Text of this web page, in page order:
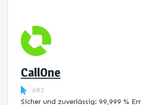
CallOne
683
Sicher und zuverlässig: 99,999 %